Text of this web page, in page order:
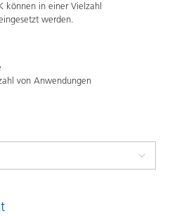
können in einer Vielzahl
werden.
von Anwendungen